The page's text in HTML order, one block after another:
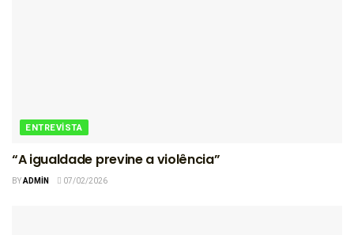
ENTREVISTA
“A igualdade previne a violência”
BYADMIN 07/02/2026